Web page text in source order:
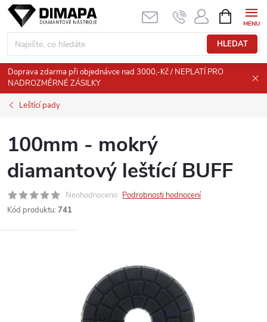
Přejít
obsah
HLEDAT
NÁKUPNÍ
KOŠÍK
Doprava zdarma při objednávce nad 3000,-Kč / NEPLATÍ PRO
NADROZMĚRNÉ ZÁSILKY
Leštící pady
100mm - mokrý
diamantový leštící BUFF
Neohodnoceno Podrobnosti hodnocení
Kód produktu: 741